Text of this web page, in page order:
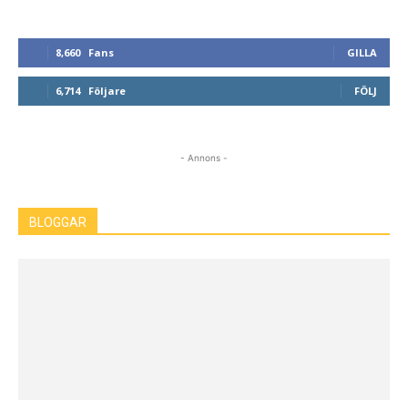
8,660 Fans GILLA
6,714 Följare FÖLJ
- Annons -
BLOGGAR